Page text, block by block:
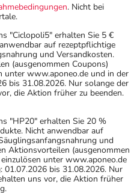
. Nicht bei
"Ciclopoli5" erhalten Sie 5 €
auf rezeptpflichtige
und Versandkosten.
(ausgenommen Coupons)
unter www.aponeo.de und in der
bis 31.08.2026. Nur solange der
die Aktion früher zu beenden.
"HP20" erhalten Sie 20 %
Nicht anwendbar auf
und
Aktionsvorteilen (ausgenommen
unter www.aponeo.de
01.07.2026 bis 31.08.2026. Nur
uns vor, die Aktion früher